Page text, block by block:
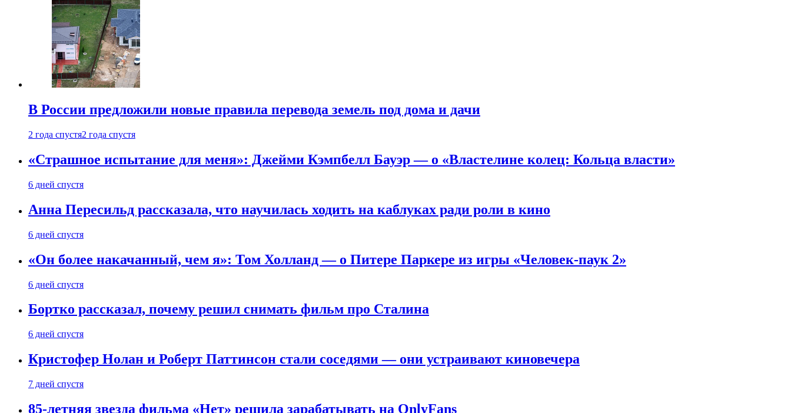
В России предложили новые правила перевода земель под дома и дачи
2 года спустя2 года спустя
«Страшное испытание для меня»: Джейми Кэмпбелл Бауэр — о «Властелине колец: Кольца власти»
6 дней спустя
Анна Пересильд рассказала, что научилась ходить на каблуках ради роли в кино
6 дней спустя
«Он более накачанный, чем я»: Том Холланд — о Питере Паркере из игры «Человек-паук 2»
6 дней спустя
Бортко рассказал, почему решил снимать фильм про Сталина
6 дней спустя
Кристофер Нолан и Роберт Паттинсон стали соседями — они устраивают киновечера
7 дней спустя
85-летняя звезда фильма «Нет» решила зарабатывать на OnlyFans